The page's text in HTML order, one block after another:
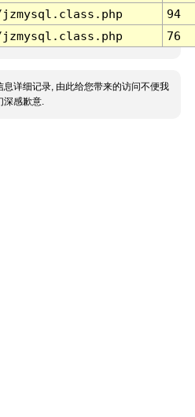
94
76
息详细记录, 由此给您带来的访问不便我
深感歉意.